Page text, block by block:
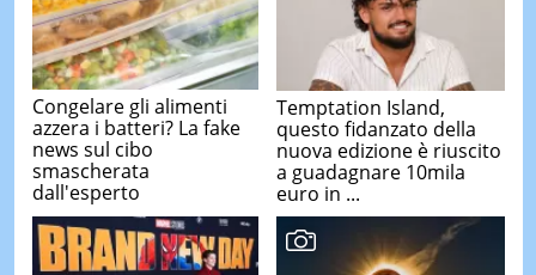
Congelare gli alimenti
azzera i batteri? La fake
news sul cibo
smascherata
dall'esperto
Temptation Island,
questo fidanzato della
nuova edizione è riuscito
a guadagnare 10mila
euro in ...